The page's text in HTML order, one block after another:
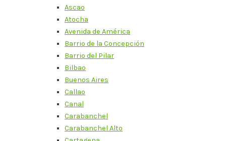
Ascao
Atocha
Avenida de América
Barrio de la Concepción
Barrio del Pilar
Bilbao
Buenos Aires
Callao
Canal
Carabanchel
Carabanchel Alto